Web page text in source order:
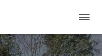
A
V
I